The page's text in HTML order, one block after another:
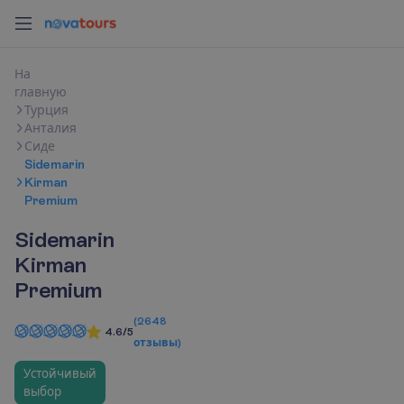
На
главную
Турция
Анталия
Сиде
Sidemarin
Kirman
Premium
Sidemarin
Kirman
Premium
4.6/5
(2648
отзывы)
Устойчивый
выбор